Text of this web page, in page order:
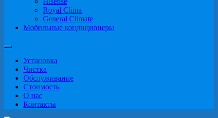
Royal Clima
General Climate
Мобильные кондиционеры
Установка
Чистка
Обслуживание
Стоимость
О нас
Контакты